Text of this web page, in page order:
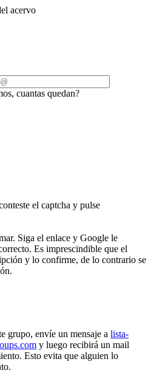
acervo
cuantas quedan?
el captcha y pulse
Siga el enlace y Google le
Es imprescindible que el
y lo confirme, de lo contrario se
grupo, envíe un mensaje a lista-
y luego recibirá un mail
Esto evita que alguien lo